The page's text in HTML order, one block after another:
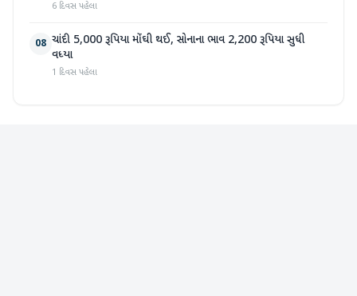
6 દિવસ પહેલા
08 ચાંદી 5,000 રૂપિયા મોંઘી થઈ, સોનાના ભાવ 2,200 રૂપિયા સુધી
વધ્યા
1 દિવસ પહેલા